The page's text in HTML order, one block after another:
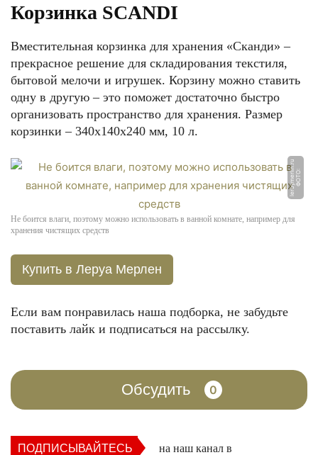
Корзинка SCANDI
Вместительная корзинка для хранения «Сканди» –
прекрасное решение для складирования текстиля,
бытовой мелочи и игрушек. Корзину можно ставить
одну в другую – это поможет достаточно быстро
организовать пространство для хранения. Размер
корзинки – 340x140x240 мм, 10 л.
Ф
О
Т
О:
l
e
r
o
y
m
e
rli
n.
r
u
Не боится влаги, поэтому можно использовать в ванной комнате, например для
хранения чистящих средств
Купить в Леруа Мерлен
Если вам понравилась наша подборка, не забудьте
поставить лайк и подписаться на рассылку.
Обсудить 0
ПОДПИСЫВАЙТЕСЬ на наш канал в